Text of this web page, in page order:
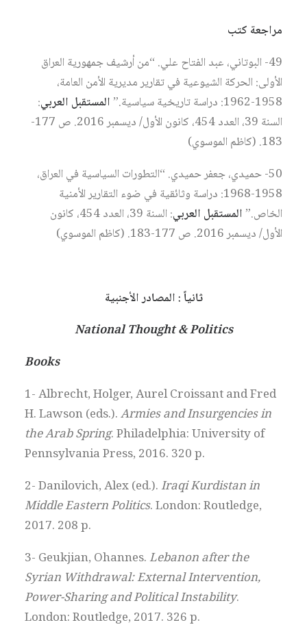
مراجعة كتب
49- البوتاني، عبد الفتاح علي. “من أرشيف جمهورية العراق
الأولى: الحركة الشيوعية في تقارير مديرية الأمن العامة،
1958-1962: دراسة تاريخية سياسية.”
المستقبل العربي:
السنة 39، العدد 454، كانون الأول/ ديسمبر 2016. ص 177-
183. (كاظم الموسوي)
50- حميدي، جعفر حميدي. “التطورات السياسية في العراق،
1958-1968: دراسة وثائقية في ضوء التقارير الأمنية
الخاص.”المستقبل العربي
: السنة 39، العدد 454، كانون
الأول/ ديسمبر 2016. ص 177-183. (كاظم الموسوي)
ثانياً : المصادر الأجنبية
National Thought & Politics
Books
1- Albrecht, Holger, Aurel Croissant and Fred
H. Lawson (eds.).Armies and Insurgencies in
the Arab Spring. Philadelphia: University of
Pennsylvania Press, 2016. 320 p.
2- Danilovich, Alex (ed.).Iraqi Kurdistan in
Middle Eastern Politics. London: Routledge,
2017. 208 p.
3- Geukjian, Ohannes.Lebanon after the
Syrian Withdrawal: External Intervention,
Power-Sharing and Political Instability.
London: Routledge, 2017. 326 p.